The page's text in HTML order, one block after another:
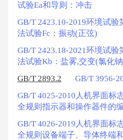
试验Ea和导则：冲击
GB/T 2423.10-2019环境试
法试验Fc：振动(正弦)
GB/T 2423.18-2021环境试
法试验Kb：盐雾,交变(氯化
GB/T 2893.2
GB/T 3956-
GB/T 4025-2010人机界面标
全规则指示器和操作器件的
GB/T 4026-2019人机界面标
全规则设备端子、导体终端